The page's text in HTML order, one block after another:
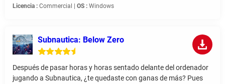
Licencia : Commercial | OS : Windows
Subnautica: Below Zero
Después de pasar horas y horas sentado delante del ordenador
jugando a Subnautica, ¿te quedaste con ganas de más? Pues